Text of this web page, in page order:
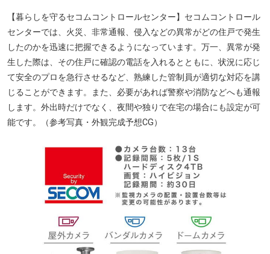
【暮らしを守るセコムコントロールセンター】セコムコントロール
センターでは、火災、非常通報、侵入などの異常がどの住戸で発生
したのかを迅速に把握できるようになっています。万一、異常が発
生した際は、その住戸に確認の電話を入れるとともに、状況に応じ
て安全のプロを急行させるなど、熟練した管制員が適切な対応を講
じることができます。また、必要があれば警察や消防などへも通報
します。外出時だけでなく、夜間や独りで在宅の場合にも設定が可
能です。（参考写真・外観完成予想CG）